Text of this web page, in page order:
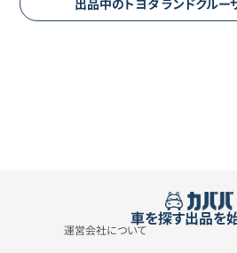
出品中のトヨタランドクルー
車を探す出品を
運営会社について